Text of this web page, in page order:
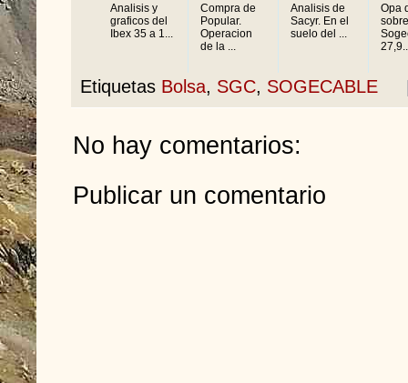
Analisis y
graficos del
Ibex 35 a 1...
Compra de
Popular.
Operacion
de la ...
Analisis de
Sacyr. En el
suelo del ...
Opa
sobre
Etiquetas Bolsa, SGC, SOGECABLE
No hay comentarios:
Publicar un comentario